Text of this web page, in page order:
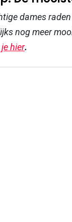
dames
nog meer
hier.